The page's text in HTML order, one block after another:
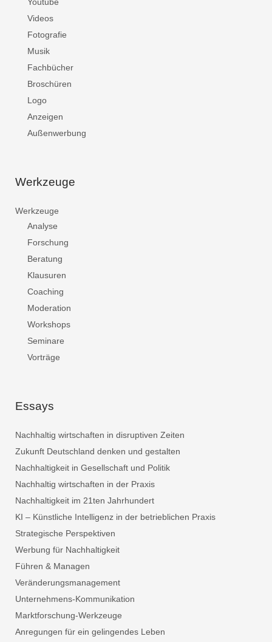
Videos
Fotografie
Musik
Fachbücher
Broschüren
Logo
Anzeigen
Außenwerbung
Werkzeuge
Werkzeuge
Analyse
Forschung
Beratung
Klausuren
Coaching
Moderation
Workshops
Seminare
Vorträge
Essays
Nachhaltig wirtschaften in disruptiven Zeiten
Zukunft Deutschland denken und gestalten
Nachhaltigkeit in Gesellschaft und Politik
Nachhaltig wirtschaften in der Praxis
Nachhaltigkeit im 21ten Jahrhundert
KI – Künstliche Intelligenz in der betrieblichen Praxis
Strategische Perspektiven
Werbung für Nachhaltigkeit
Führen & Managen
Veränderungsmanagement
Unternehmens-Kommunikation
Marktforschung-Werkzeuge
Anregungen für ein gelingendes Leben